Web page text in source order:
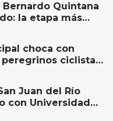
Quintana
la etapa más
vial
choca con
ciclistas
México-Querétaro
Juan del Río
con Universidad
para recibir